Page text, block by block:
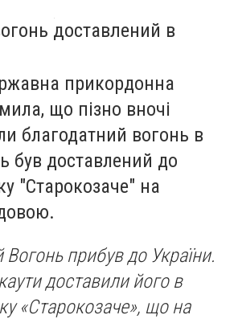
доставлений в
прикордонна
що пізно вночі
благодатний вогонь в
був доставлений до
"Старокозаче" на
Вогонь прибув до України.
доставили його в
«Старокозаче», що на